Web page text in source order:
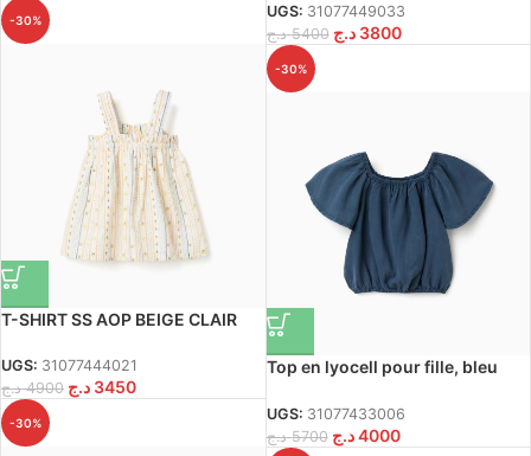
UGS: 31077449033
5400 د.ج 3800 د.ج
-30%
T-SHIRT SS AOP BEIGE CLAIR
UGS: 31077444021
4900 د.ج 3450 د.ج
-30%
Top en lyocell pour fille, bleu
élastiqués.
UGS: 31077433006
5700 د.ج 4000 د.ج
-30%